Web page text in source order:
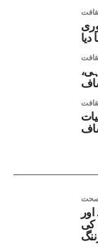
اوری
کی